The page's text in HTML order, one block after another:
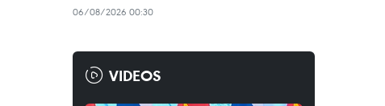
06/08/2026 00:30
VIDEOS